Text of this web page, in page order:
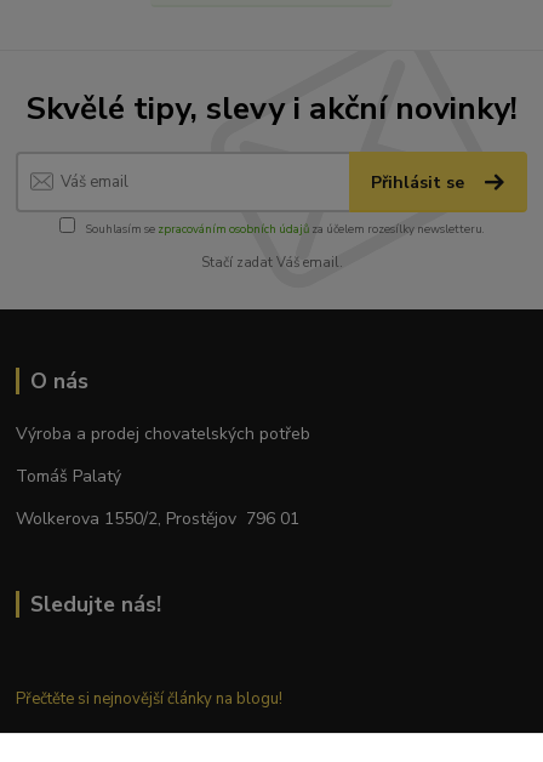
Skvělé tipy, slevy i akční novinky!
Přihlásit se
Souhlasím se zpracováním osobních údajůza účelem rozesílky newsletteru.
Stačí zadat Váš email.
O nás
Výroba a prodej chovatelských potřeb
Tomáš Palatý
Wolkerova 1550/2, Prostějov 796 01
Sledujte nás!
Přečtěte si nejnovější články na blogu!